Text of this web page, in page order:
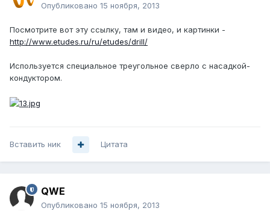
Опубликовано 15 ноября, 2013
Посмотрите вот эту ссылку, там и видео, и картинки -
http://www.etudes.ru/ru/etudes/drill/
Используется специальное треугольное сверло с насадкой-
кондуктором.
Вставить ник Цитата
QWE
Опубликовано 15 ноября, 2013